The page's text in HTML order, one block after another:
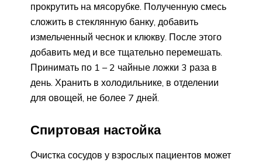
прокрутить на мясорубке. Полученную смесь
сложить в стеклянную банку, добавить
измельченный чеснок и клюкву. После этого
добавить мед и все тщательно перемешать.
Принимать по 1 – 2 чайные ложки 3 раза в
день. Хранить в холодильнике, в отделении
для овощей, не более 7 дней.
Спиртовая настойка
Очистка сосудов у взрослых пациентов может